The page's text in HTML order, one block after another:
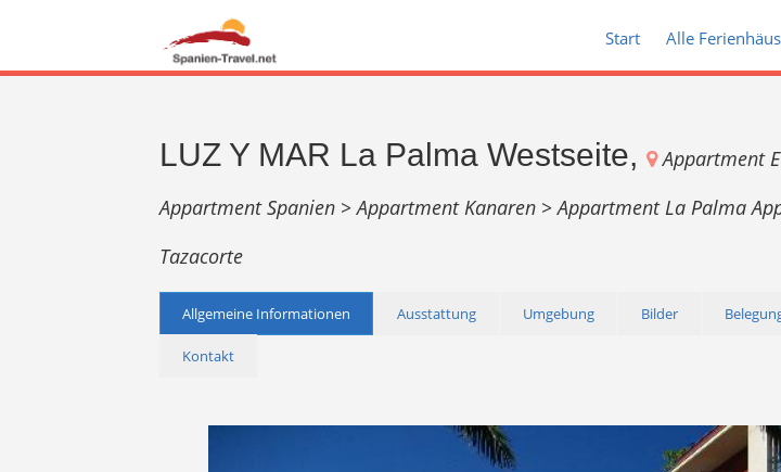
Alle
Start
LUZ Y MAR La Palma Westseite,
Appartment
Appartment Spanien >Appartment Kanaren >Appartment La Palma
Tazacorte
Allgemeine Informationen Ausstattung Umgebung Bilder
Kontakt